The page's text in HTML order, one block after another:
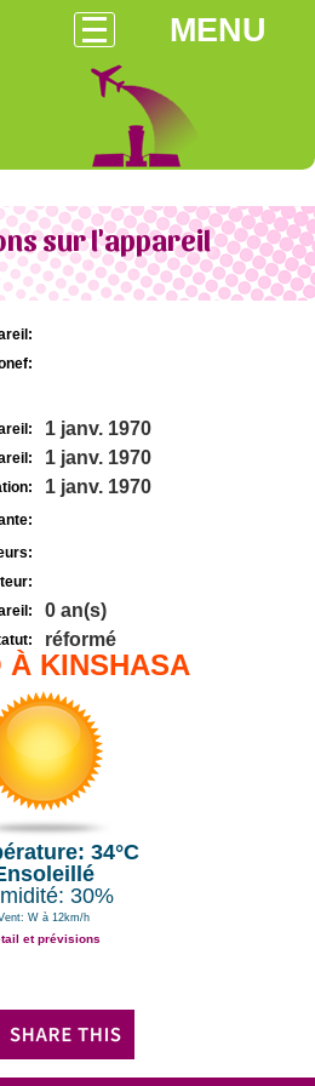
MENU
sur l'appareil
1 janv. 1970
1 janv. 1970
1 janv. 1970
0 an(s)
réformé
À KINSHASA
34°C
30%
W à 12km/h
et prévisions